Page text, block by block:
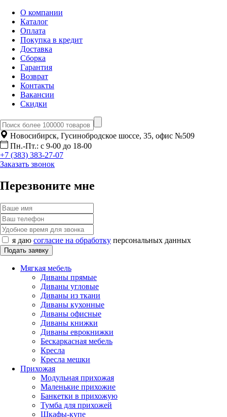
О компании
Каталог
Оплата
Покупка в кредит
Доставка
Сборка
Гарантия
Возврат
Контакты
Вакансии
Скидки
Новосибирск, Гусинобродское шоссе, 35, офис №509
Пн.-Пт.: с 9-00 до 18-00
+7 (383) 383-27-07
Заказать звонок
Перезвоните мне
я даю согласие на обработку персональных данных
Мягкая мебель
Диваны прямые
Диваны угловые
Диваны из ткани
Диваны кухонные
Диваны офисные
Диваны книжки
Диваны еврокнижки
Бескаркасная мебель
Кресла
Кресла мешки
Прихожая
Модульная прихожая
Маленькие прихожие
Банкетки в прихожую
Тумба для прихожей
Шкафы-купе